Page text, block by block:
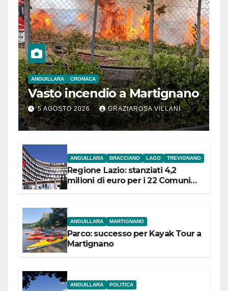
ANGUILLARA CRONACA
Vasto incendio a Martignano
5 AGOSTO 2026 GRAZIAROSA VILLANI
ANGUILLARA BRACCIANO LAGO TREVIGNANO
Regione Lazio: stanziati 4,2
milioni di euro per i 22 Comuni
ANGUILLARA MARTIGNANO
Parco: successo per Kayak Tour a
Martignano
ANGUILLARA POLITICA